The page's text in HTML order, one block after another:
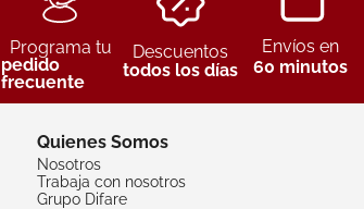
Programa tu
pedido
frecuente
Descuentos
todos los días
Envíos en
60 minutos
Quienes Somos
Nosotros
Trabaja con nosotros
Grupo Difare